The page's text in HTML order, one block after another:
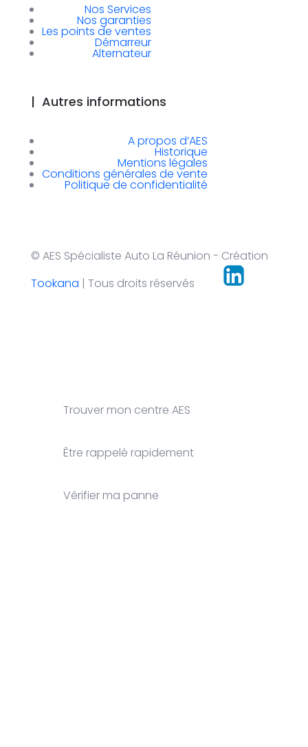
Nos Services
Nos garanties
Les points de ventes
Démarreur
Alternateur
| Autres informations
A propos d’AES
Historique
Mentions légales
Conditions générales de vente
Politique de confidentialité
© AES Spécialiste Auto La Réunion - Création
Tookana | Tous droits réservés
Trouver mon centre AES
Être rappelé rapidement
Vérifier ma panne